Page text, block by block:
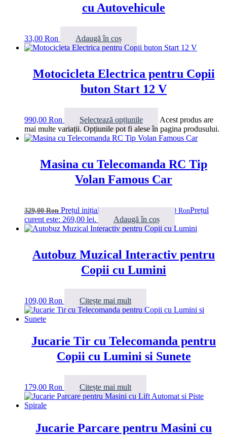
cu Autovehicule
33,00 Ron Adaugă în coș
Motocicleta Electrica pentru Copii
buton Start 12 V
990,00 Ron Selectează opțiunile
Acest produs are
mai multe variații. Opțiunile pot fi alese în pagina produsului.
Masina cu Telecomanda RC Tip
Volan Famous Car
329,00Ron Prețul inițial a fost: 329,00 lei. 269,00 RonPrețul
curent este: 269,00 lei.
Adaugă în coș
Autobuz Muzical Interactiv pentru
Copii cu Lumini
109,00 Ron Citește mai mult
Jucarie Tir cu Telecomanda pentru
Copii cu Lumini si Sunete
179,00 Ron Citește mai mult
Jucarie Parcare pentru Masini cu